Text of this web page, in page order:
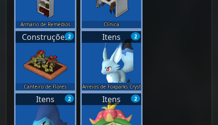
Armário de Remédios
Clínica
2
Construções
Canteiro de Flores
2
Itens
Arreios de Foxparks Cryst
2
Itens 2
Itens